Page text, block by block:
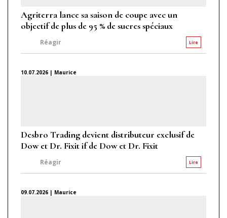
Agriterra lance sa saison de coupe avec un
objectif de plus de 95 % de sucres spéciaux
Lire
Réagir
10.07.2026 | Maurice
Desbro Trading devient distributeur exclusif de
Dow et Dr. Fixit if de Dow et Dr. Fixit
Lire
Réagir
09.07.2026 | Maurice